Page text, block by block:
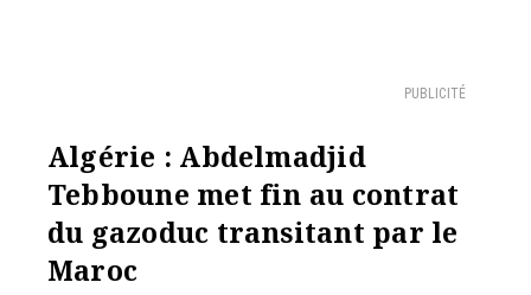
PUBLICITÉ
Algérie : Abdelmadjid
Tebboune met fin au contrat
du gazoduc transitant par le
Maroc